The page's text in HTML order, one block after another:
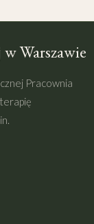
Warszawie
Pracownia